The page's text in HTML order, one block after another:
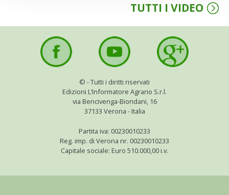
TUTTI I VIDEO
© - Tutti i diritti riservati
Edizioni L’Informatore Agrario S.r.l.
via Bencivenga-Biondani, 16
37133 Verona - Italia
Partita iva: 00230010233
Reg. imp. di Verona nr. 00230010233
Capitale sociale: Euro 510.000,00 i.v.